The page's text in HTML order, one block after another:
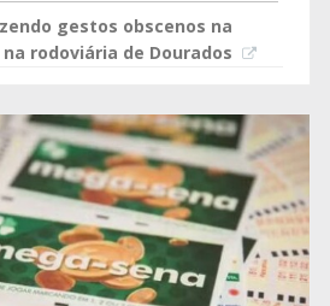
gestos obscenos na
rodoviária de Dourados